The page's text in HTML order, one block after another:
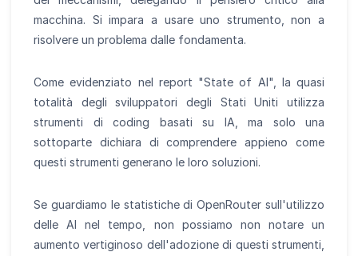
macchina. Si impara a usare uno strumento, non a
risolvere un problema dalle fondamenta.
Come evidenziato nel report "State of AI", la quasi
totalità degli sviluppatori degli Stati Uniti utilizza
strumenti di coding basati su IA, ma solo una
sottoparte dichiara di comprendere appieno come
questi strumenti generano le loro soluzioni.
Se guardiamo le statistiche di OpenRouter sull'utilizzo
delle AI nel tempo, non possiamo non notare un
aumento vertiginoso dell'adozione di questi strumenti,